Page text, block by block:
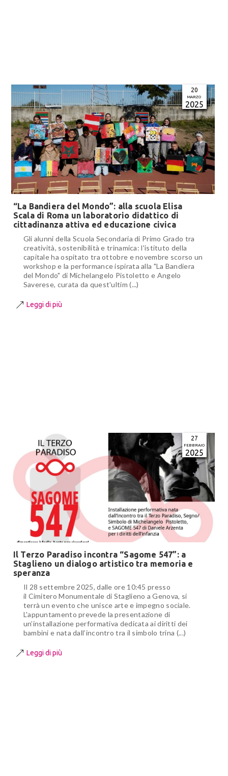
20
MARZO
2025
“La Bandiera del Mondo”: alla scuola Elisa
Scala di Roma un laboratorio didattico di
cittadinanza attiva ed educazione civica
Gli alunni della Scuola Secondaria di Primo Grado tra
creatività, sostenibilità e trinamica: l'istituto della
capitale ha ospitato tra ottobre e novembre scorso un
workshop e la performance ispirata alla "La Bandiera
del Mondo" di Michelangelo Pistoletto e Angelo
Saverese, curata da quest'ultim (...)
Leggi di più
27
FEBBRAIO
2025
Il Terzo Paradiso incontra “Sagome 547”: a
Staglieno un dialogo artistico tra memoria e
speranza
Il 28 settembre 2025, dalle ore 10:45 presso
il Cimitero Monumentale di Staglieno a Genova, si
terrà un evento che unisce arte e impegno sociale.
L'appuntamento prevede la presentazione di
un’installazione performativa dedicata ai diritti dei
bambini e nata dall’incontro tra il simbolo trina (...)
Leggi di più